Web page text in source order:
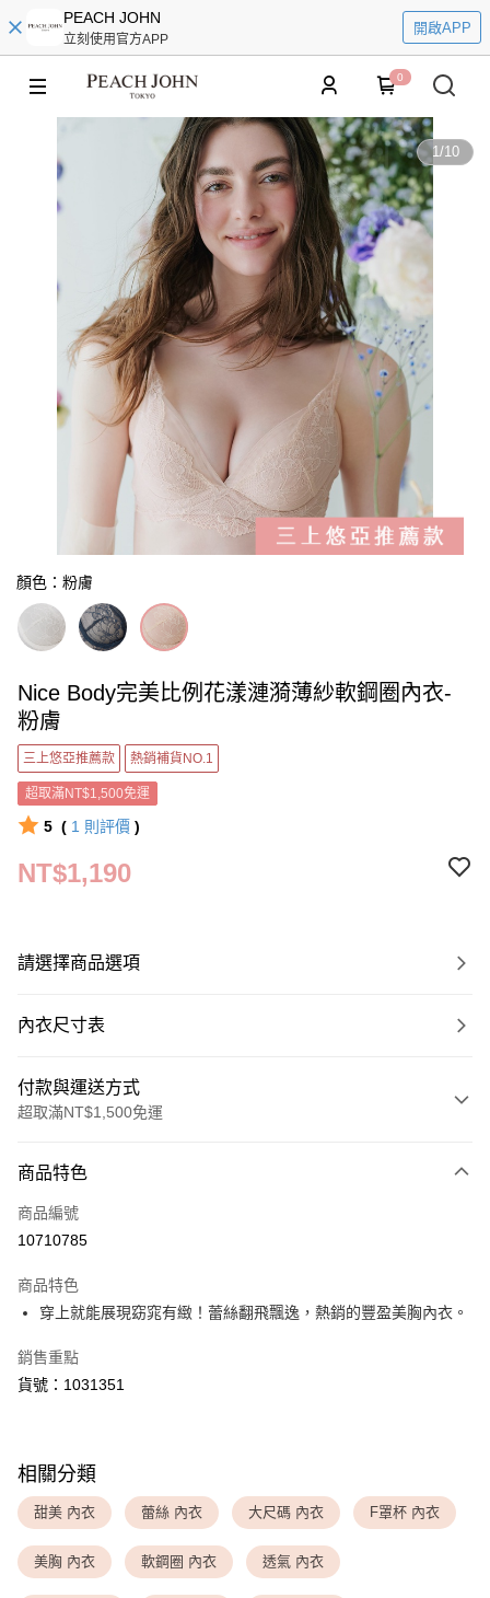
PEACH JOHN
立刻使用官方APP
開啟APP
0
1/10
顏色：粉膚
Nice Body完美比例花漾漣漪薄紗軟鋼圈內衣-
粉膚
三上悠亞推薦款 熱銷補貨NO.1
超取滿NT$1,500免運
5 ( 1 則評價 )
NT$1,190
請選擇商品選項
內衣尺寸表
付款與運送方式
超取滿NT$1,500免運
信用卡一次付款
超商取貨付款
Apple Pay
運送方式
全家取貨付款
付款後全家取貨
每筆NT$80，滿NT$1,500(含以上)免運費
每筆NT$9,999
商品特色
商品編號
10710785
商品特色
穿上就能展現窈窕有緻！蕾絲翻飛飄逸，熱銷的豐盈美胸內衣。
銷售重點
貨號：1031351
相關分類
甜美 內衣 蕾絲 內衣 大尺碼 內衣 F罩杯 內衣
美胸 內衣 軟鋼圈 內衣 透氣 內衣